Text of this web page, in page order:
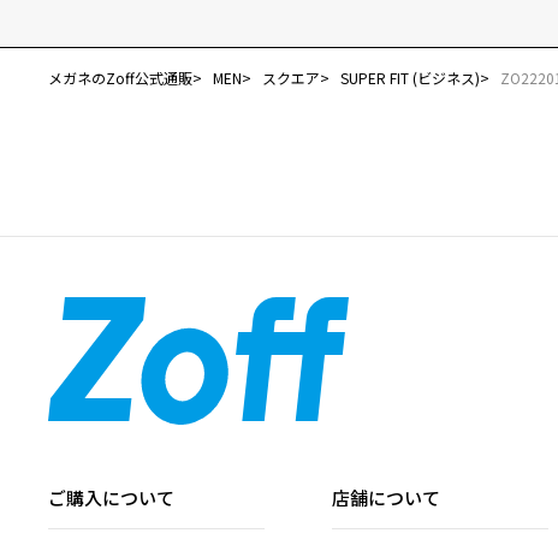
メガネのZoff公式通販 MEN スクエア SUPER FIT (ビジネス)
ご購入について 店舗について